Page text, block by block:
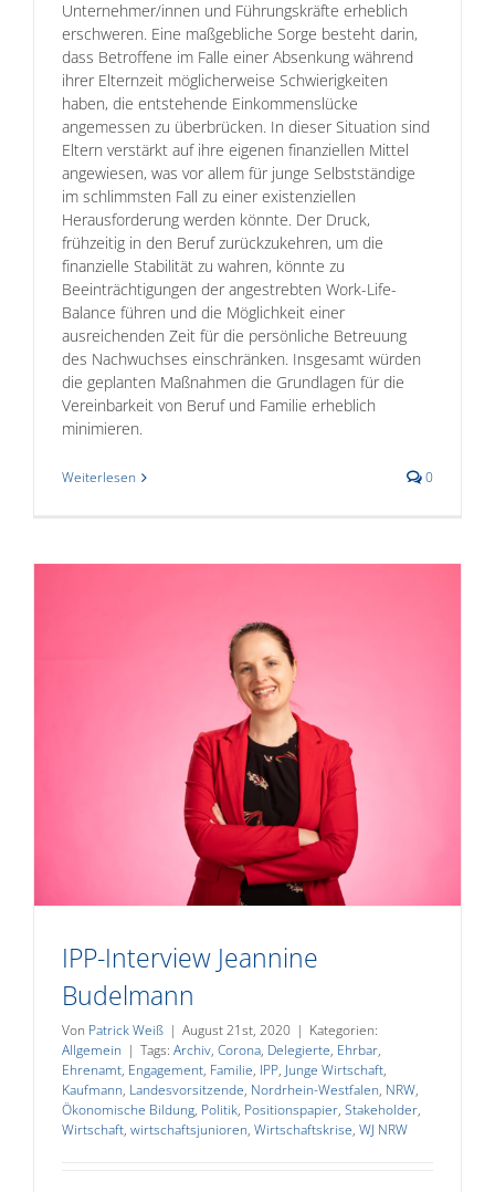
Unternehmer/innen und Führungskräfte erheblich
erschweren. Eine maßgebliche Sorge besteht darin,
dass Betroffene im Falle einer Absenkung während
ihrer Elternzeit möglicherweise Schwierigkeiten
haben, die entstehende Einkommenslücke
angemessen zu überbrücken. In dieser Situation sind
Eltern verstärkt auf ihre eigenen finanziellen Mittel
angewiesen, was vor allem für junge Selbstständige
im schlimmsten Fall zu einer existenziellen
Herausforderung werden könnte. Der Druck,
frühzeitig in den Beruf zurückzukehren, um die
finanzielle Stabilität zu wahren, könnte zu
Beeinträchtigungen der angestrebten Work-Life-
Balance führen und die Möglichkeit einer
ausreichenden Zeit für die persönliche Betreuung
des Nachwuchses einschränken. Insgesamt würden
die geplanten Maßnahmen die Grundlagen für die
Vereinbarkeit von Beruf und Familie erheblich
minimieren.
Weiterlesen 0
IPP-Interview Jeannine
Budelmann
Von Patrick Weiß | August 21st, 2020 | Kategorien:
Allgemein | Tags: Archiv, Corona, Delegierte, Ehrbar,
Ehrenamt, Engagement, Familie, IPP, Junge Wirtschaft,
Kaufmann, Landesvorsitzende, Nordrhein-Westfalen, NRW,
Ökonomische Bildung, Politik, Positionspapier, Stakeholder,
Wirtschaft, wirtschaftsjunioren, Wirtschaftskrise, WJ NRW